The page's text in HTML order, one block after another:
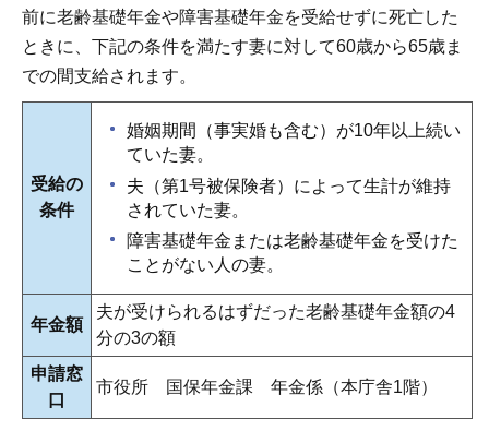
前に老齢基礎年金や障害基礎年金を受給せずに死亡した
ときに、下記の条件を満たす妻に対して60歳から65歳ま
での間支給されます。
受給の
条件
婚姻期間（事実婚も含む）が10年以上続い
ていた妻。
夫（第1号被保険者）によって生計が維持
されていた妻。
障害基礎年金または老齢基礎年金を受けた
ことがない人の妻。
年金額
夫が受けられるはずだった老齢基礎年金額の4
分の3の額
申請窓
口
市役所 国保年金課 年金係（本庁舎1階）